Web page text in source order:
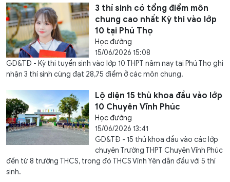
3 thí sinh có tổng điểm môn
chung cao nhất Kỳ thi vào lớp
10 tại Phú Thọ
Học đường
15/06/2026 15:08
GD&TĐ - Kỳ thi tuyển sinh vào lớp 10 THPT năm nay tại Phú Thọ ghi
nhận 3 thí sinh cùng đạt 28,75 điểm ở các môn chung.
Lộ diện 15 thủ khoa đầu vào lớp
10 Chuyên Vĩnh Phúc
Học đường
15/06/2026 13:41
GD&TĐ - 15 thủ khoa đầu vào các lớp
chuyên Trường THPT Chuyên Vĩnh Phúc
đến từ 8 trường THCS, trong đó THCS Vĩnh Yên dẫn đầu với 5 thí
sinh.